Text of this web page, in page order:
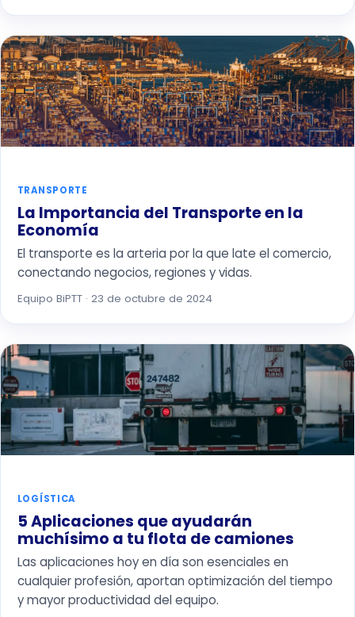
TRANSPORTE
La Importancia del Transporte en la
Economía
El transporte es la arteria por la que late el comercio,
conectando negocios, regiones y vidas.
Equipo BiPTT · 23 de octubre de 2024
LOGÍSTICA
5 Aplicaciones que ayudarán
muchísimo a tu flota de camiones
Las aplicaciones hoy en día son esenciales en
cualquier profesión, aportan optimización del tiempo
y mayor productividad del equipo.